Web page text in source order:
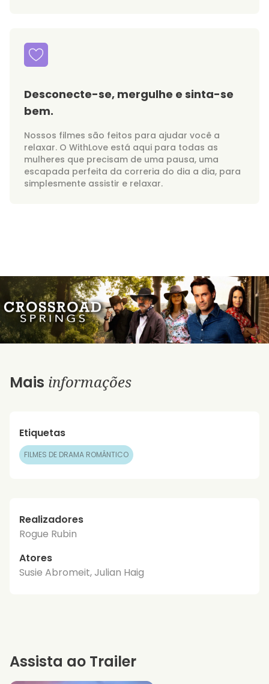
Desconecte-se, mergulhe e sinta-se
bem.
Nossos filmes são feitos para ajudar você a
relaxar. O WithLove está aqui para todas as
mulheres que precisam de uma pausa, uma
escapada perfeita da correria do dia a dia, para
simplesmente assistir e relaxar.
Mais informações
Etiquetas
FILMES DE DRAMA ROMÂNTICO
Realizadores
Rogue Rubin
Atores
Susie Abromeit, Julian Haig
Assista ao Trailer